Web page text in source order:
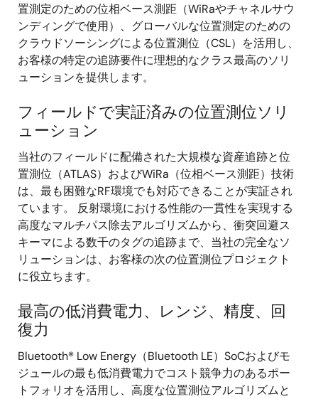
置測定のための位相ベース測距（WiRaやチャネルサウ
ンディングで使用）、グローバルな位置測定のための
クラウドソーシングによる位置測位（CSL）を活用し、
お客様の特定の追跡要件に理想的なクラス最高のソリ
ューションを提供します。
フィールドで実証済みの位置測位ソリ
ューション
当社のフィールドに配備された大規模な資産追跡と位
置測位（ATLAS）およびWiRa（位相ベース測距）技術
は、最も困難なRF環境でも対応できることが実証され
ています。 反射環境における性能の一貫性を実現する
高度なマルチパス除去アルゴリズムから、衝突回避ス
キーマによる数千のタグの追跡まで、当社の完全なソ
リューションは、お客様の次の位置測位プロジェクト
に役立ちます。
最高の低消費電力、レンジ、精度、回
復力
Bluetooth® Low Energy（Bluetooth LE）SoCおよびモ
ジュールの最も低消費電力でコスト競争力のあるポー
トフォリオを活用し、高度な位置測位アルゴリズムと